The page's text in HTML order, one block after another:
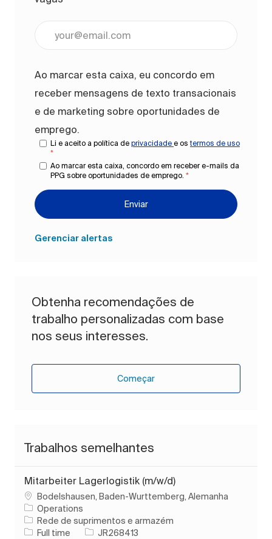
Ao marcar esta caixa, eu concordo em
receber mensagens de texto transacionais
e de marketing sobre oportunidades de
emprego.
Li e aceito a política de privacidade e ostermos de uso
*
Ao marcar esta caixa, concordo em receber e-mails da
PPG sobre oportunidades de emprego. *
Enviar
Gerenciar alertas
Obtenha recomendações de
trabalho personalizadas com base
nos seus interesses.
Começar
Trabalhos semelhantes
Mitarbeiter Lagerlogistik (m/w/d)
Localização
Bodelshausen, Baden-Wurttemberg, Alemanha
Operations
Categoria
Rede de suprimentos e armazém
Tipo de Trabalho
Full time ID do trabalho
JR268413